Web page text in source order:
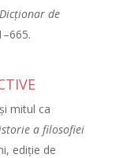
Dicţionar de
mitul ca
a filosofiei
ediţie de